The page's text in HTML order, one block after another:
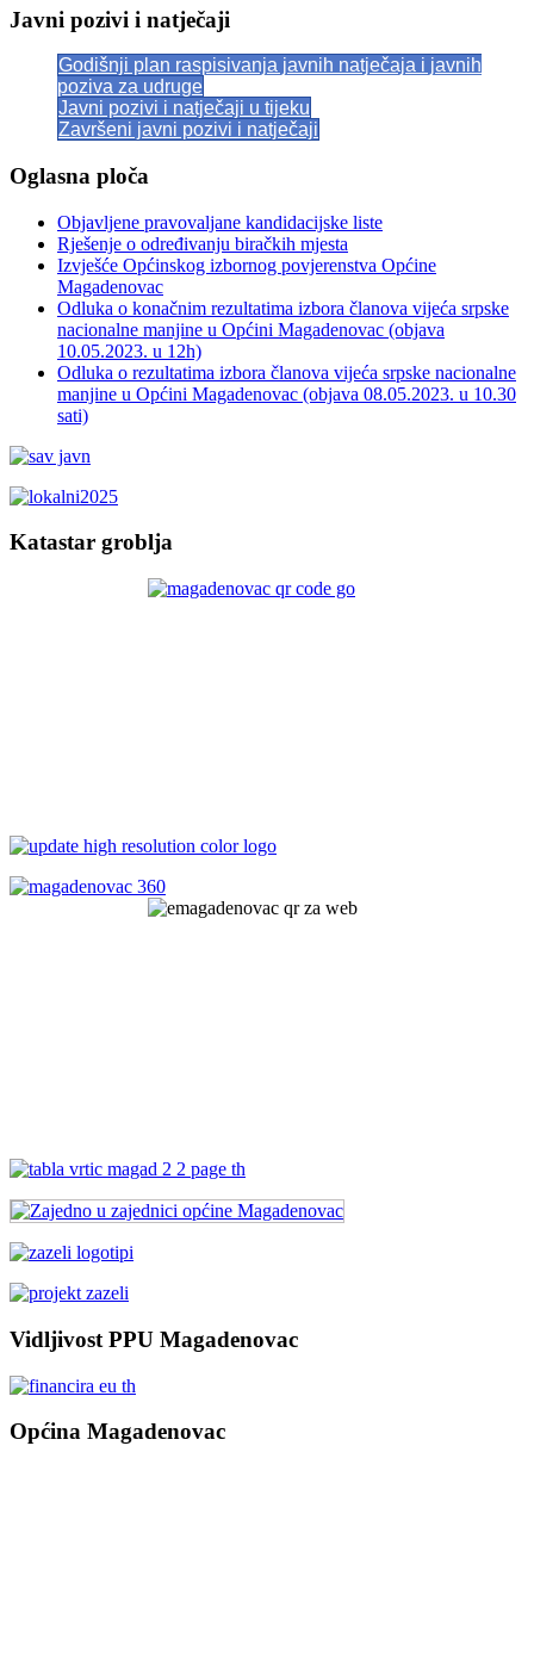
Javni pozivi i natječaji
Godišnji plan raspisivanja javnih natječaja i javnih
poziva za udruge
Javni pozivi i natječaji u tijeku
Završeni javni pozivi i natječaji
Oglasna ploča
Objavljene pravovaljane kandidacijske liste
Rješenje o određivanju biračkih mjesta
Izvješće Općinskog izbornog povjerenstva Općine
Magadenovac
Odluka o konačnim rezultatima izbora članova vijeća srpske
nacionalne manjine u Općini Magadenovac (objava
10.05.2023. u 12h)
Odluka o rezultatima izbora članova vijeća srpske nacionalne
manjine u Općini Magadenovac (objava 08.05.2023. u 10.30
sati)
Katastar groblja
Vidljivost PPU Magadenovac
Općina Magadenovac